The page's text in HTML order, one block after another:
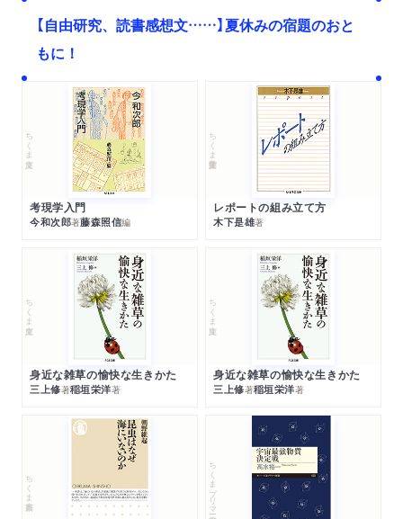
【自由研究、読書感想文……】夏休みの宿題のおと
もに！
ちくま文庫
考現学入門
今和次郎著藤森照信編
ちくま学芸文庫
レポートの組み立て方
木下是雄著
ちくま文庫
身近な雑草の愉快な生きかた
三上修著稲垣栄洋著
ちくま文庫
身近な雑草の愉快な生きかた
三上修著稲垣栄洋著
ちくま新書 ちくまプリマー新書